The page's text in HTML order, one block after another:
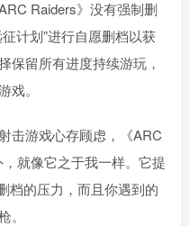
Raiders》没有强制删
计划”进行自愿删档以获
保留所有进度持续游玩，
。
击游戏心存顾虑，《ARC
就像它之于我一样。它提
档的压力，而且你遇到的